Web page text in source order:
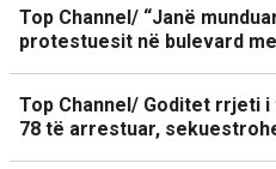
Top Channel/ “Janë
protestuesit në bulevard
Top Channel/ Goditet rrjeti
78 të arrestuar,